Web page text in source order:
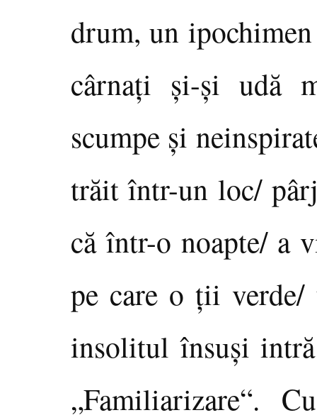
drum, un
cârnaţi şi-şi udă
scumpe şi
trăit într-un loc/
că într-o noapte/ a
pe care o ţii
insolitul însuşi
„Familiarizare“.